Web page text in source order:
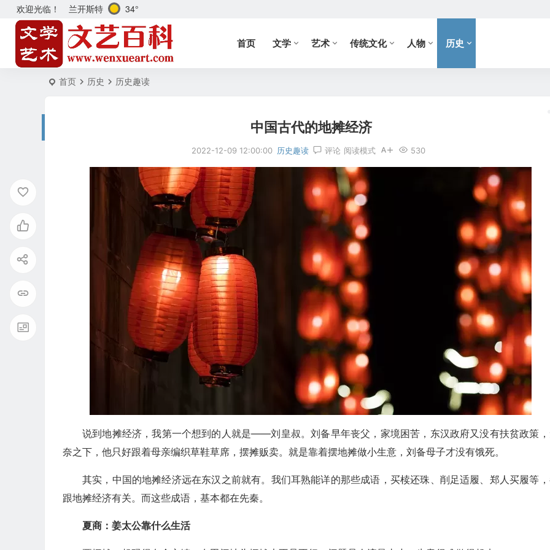
欢迎光临！ 兰开斯特 34°
首页 文学 艺术 传统文化 人物 历史
首页 历史 历史趣读
中国古代的地摊经济
2022-12-09 12:00:00 历史趣读 评论 530
阅读模式
说到地摊经济，我第一个想到的人就是——刘皇叔。刘备早年丧父，家境困苦，东汉政府又没有扶贫政策
奈之下，他只好跟着母亲编织草鞋草席，摆摊贩卖。就是靠着摆地摊做小生意，刘备母子才没有饿死。
其实，中国的地摊经济远在东汉之前就有。我们耳熟能详的那些成语，买椟还珠、削足适履、郑人买履等
跟地摊经济有关。而这些成语，基本都在先秦。
夏商：姜太公靠什么生活